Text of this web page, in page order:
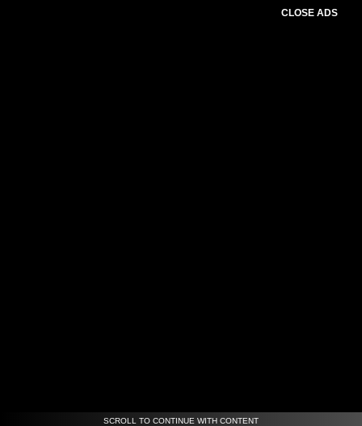
CLOSE ADS
SCROLL TO CONTINUE WITH CONTENT